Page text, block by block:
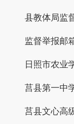
县教体局监
监督举报邮
日照市农业
莒县第一中
莒县文心高